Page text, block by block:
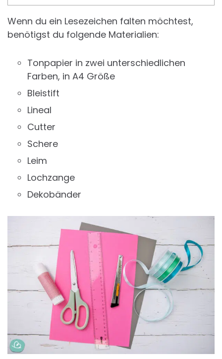
Wenn du ein Lesezeichen falten möchtest,
benötigst du folgende Materialien:
Tonpapier in zwei unterschiedlichen
Farben, in A4 Größe
Bleistift
Lineal
Cutter
Schere
Leim
Lochzange
Dekobänder